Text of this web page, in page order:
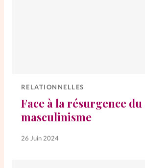
RELATIONNELLES
Face à la résurgence du
masculinisme
26 Juin 2024